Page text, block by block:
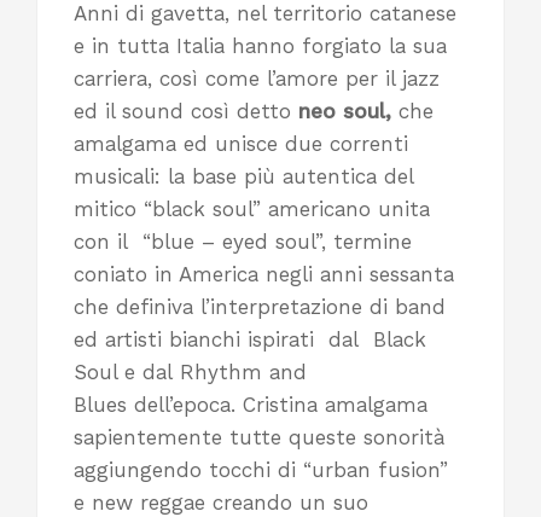
Anni di gavetta, nel territorio catanese
e in tutta Italia hanno forgiato la sua
carriera, così come l’amore per il jazz
ed il sound così detto neo soul, che
amalgama ed unisce due correnti
musicali: la base più autentica del
mitico “black soul” americano unita
con il “blue – eyed soul”, termine
coniato in America negli anni sessanta
che definiva l’interpretazione di band
ed artisti bianchi ispirati dal Black
Soul e dal Rhythm and
Blues dell’epoca. Cristina amalgama
sapientemente tutte queste sonorità
aggiungendo tocchi di “urban fusion”
e new reggae creando un suo